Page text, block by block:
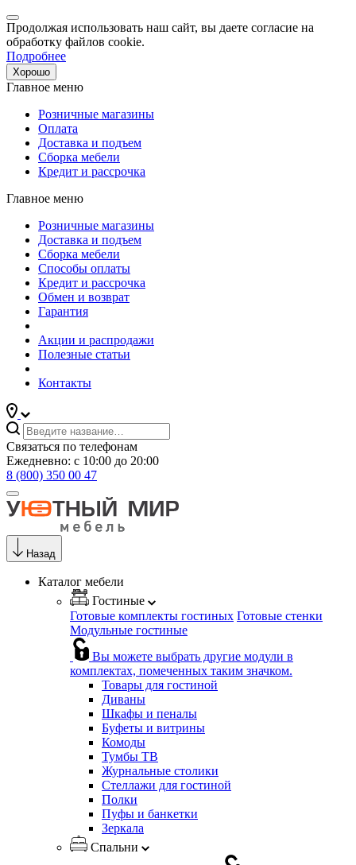
Продолжая использовать наш сайт, вы даете согласие на
обработку файлов cookie.
Подробнее
Хорошо
Главное меню
Розничные магазины
Оплата
Доставка и подъем
Сборка мебели
Кредит и рассрочка
Главное меню
Розничные магазины
Доставка и подъем
Сборка мебели
Способы оплаты
Кредит и рассрочка
Обмен и возврат
Гарантия
Акции и распродажи
Полезные статьи
Контакты
Связаться по телефонам
Ежедневно: с 10:00 до 20:00
8 (800) 350 00 47
Назад
Каталог мебели
Гостиные
Готовые комплекты гостиных Готовые стенки
Модульные гостиные
Вы можете выбрать другие модули в
комплектах, помеченных таким значком.
Товары для гостиной
Диваны
Шкафы и пеналы
Буфеты и витрины
Комоды
Тумбы ТВ
Журнальные столики
Стеллажи для гостиной
Полки
Пуфы и банкетки
Зеркала
Спальни